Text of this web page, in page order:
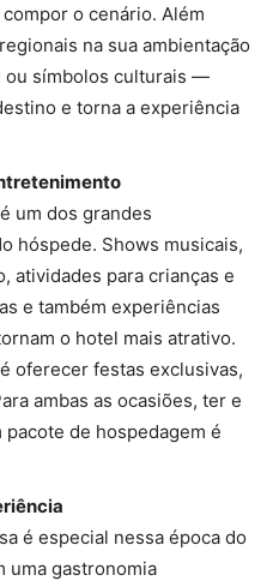
o cenário. Além
na sua ambientação
símbolos culturais —
e torna a experiência
um dos grandes
hóspede. Shows musicais,
atividades para crianças e
e também experiências
o hotel mais atrativo.
oferecer festas exclusivas,
ambas as ocasiões, ter e
de hospedagem é
é especial nessa época do
uma gastronomia